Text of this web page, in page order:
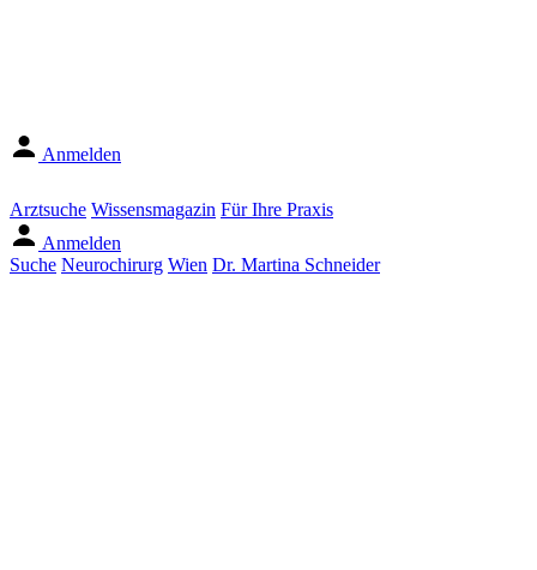
Anmelden
Arztsuche Wissensmagazin Für Ihre Praxis
Anmelden
Suche Neurochirurg Wien Dr. Martina Schneider